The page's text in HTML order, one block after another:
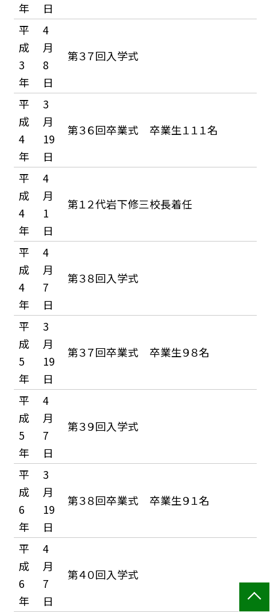
年
日
平
成
3
年
4
月
8
日
第３７回入学式
平
成
4
年
3
月
19
日
第３６回卒業式 卒業生１１１名
平
成
4
年
4
月
1
日
第１２代岩下修三校長着任
平
成
4
年
4
月
7
日
第３８回入学式
平
成
5
年
3
月
19
日
第３７回卒業式 卒業生９８名
平
成
5
年
4
月
7
日
第３９回入学式
平
成
6
年
3
月
19
日
第３８回卒業式 卒業生９１名
平
成
6
年
4
月
7
日
第４０回入学式